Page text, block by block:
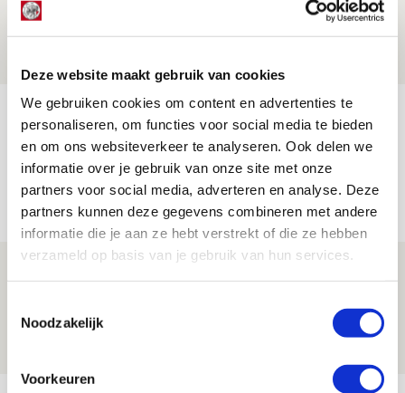
Deze website maakt gebruik van cookies
We gebruiken cookies om content en advertenties te
personaliseren, om functies voor social media te bieden
en om ons websiteverkeer te analyseren. Ook delen we
informatie over je gebruik van onze site met onze
partners voor social media, adverteren en analyse. Deze
partners kunnen deze gegevens combineren met andere
informatie die je aan ze hebt verstrekt of die ze hebben
verzameld op basis van je gebruik van hun services.
Noodzakelijk
Voorkeuren
Geef Mij Maar Amsterdam!
10 AUGUSTUS 2026 - 09:12
Reisverslag PEC-uit: geregisseerde
operatie onderweg naar
‘voetbaltempel’
09 AUGUSTUS 2026 - 18:53
BLOG
09 AUGUSTUS 2026 - 18:14